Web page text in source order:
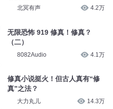
北冥有声 4.2万
无限恐怖 919 修真！修真？
（二）
8082Audio 4.1万
修真小说挺火！但古人真有“修
真”之法？
大力丸儿 14.3万